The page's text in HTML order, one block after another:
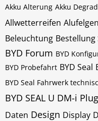
Akku Alterung Akku
Allwetterreifen Alufelgen
Beleuchtung Bestellung
BYD Forum BYD
BYD Probefahrt BYD Seal
BYD Seal Fahrwerk
BYD SEAL U DM-i
Daten Design Display